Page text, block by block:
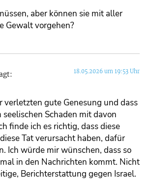
aber können sie mit aller
Gewalt vorgehen?
18.05.2026 um 19:53 Uhr
verletzten gute Genesung und dass
seelischen Schaden mit davon
finde ich es richtig, dass diese
Tat verursacht haben, dafür
Ich würde mir wünschen, dass so
in den Nachrichten kommt. Nicht
Berichterstattung gegen Israel.